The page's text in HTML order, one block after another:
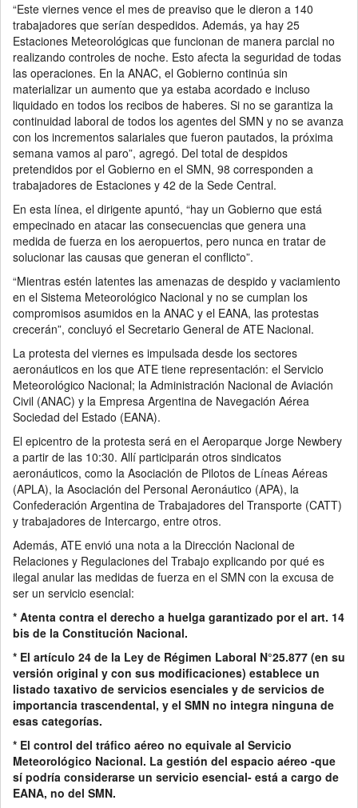
“Este viernes vence el mes de preaviso que le dieron a 140
trabajadores que serían despedidos. Además, ya hay 25
Estaciones Meteorológicas que funcionan de manera parcial no
realizando controles de noche. Esto afecta la seguridad de todas
las operaciones. En la ANAC, el Gobierno continúa sin
materializar un aumento que ya estaba acordado e incluso
liquidado en todos los recibos de haberes. Si no se garantiza la
continuidad laboral de todos los agentes del SMN y no se avanza
con los incrementos salariales que fueron pautados, la próxima
semana vamos al paro”, agregó. Del total de despidos
pretendidos por el Gobierno en el SMN, 98 corresponden a
trabajadores de Estaciones y 42 de la Sede Central.
En esta línea, el dirigente apuntó, “hay un Gobierno que está
empecinado en atacar las consecuencias que genera una
medida de fuerza en los aeropuertos, pero nunca en tratar de
solucionar las causas que generan el conflicto”.
“Mientras estén latentes las amenazas de despido y vaciamiento
en el Sistema Meteorológico Nacional y no se cumplan los
compromisos asumidos en la ANAC y el EANA, las protestas
crecerán”, concluyó el Secretario General de ATE Nacional.
La protesta del viernes es impulsada desde los sectores
aeronáuticos en los que ATE tiene representación: el Servicio
Meteorológico Nacional; la Administración Nacional de Aviación
Civil (ANAC) y la Empresa Argentina de Navegación Aérea
Sociedad del Estado (EANA).
El epicentro de la protesta será en el Aeroparque Jorge Newbery
a partir de las 10:30. Allí participarán otros sindicatos
aeronáuticos, como la Asociación de Pilotos de Líneas Aéreas
(APLA), la Asociación del Personal Aeronáutico (APA), la
Confederación Argentina de Trabajadores del Transporte (CATT)
y trabajadores de Intercargo, entre otros.
Además, ATE envió una nota a la Dirección Nacional de
Relaciones y Regulaciones del Trabajo explicando por qué es
ilegal anular las medidas de fuerza en el SMN con la excusa de
ser un servicio esencial:
* Atenta contra el derecho a huelga garantizado por el art. 14
bis de la Constitución Nacional.
* El artículo 24 de la Ley de Régimen Laboral N°25.877 (en su
versión original y con sus modificaciones) establece un
listado taxativo de servicios esenciales y de servicios de
importancia trascendental, y el SMN no integra ninguna de
esas categorías.
* El control del tráfico aéreo no equivale al Servicio
Meteorológico Nacional. La gestión del espacio aéreo -que
sí podría considerarse un servicio esencial- está a cargo de
EANA, no del SMN.